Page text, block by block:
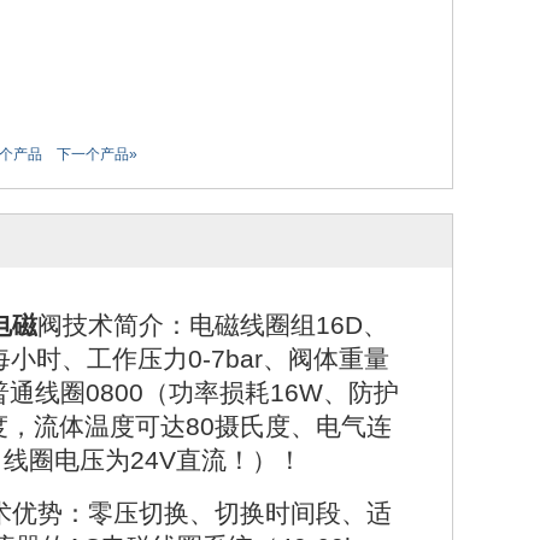
产品 下一个产品»
磁阀技术简介：电磁线圈组16D、
时、工作压力0-7bar、阀体重量
线圈0800（功率损耗16W、防护
流体温度可达80摄氏度、电气连
圈电压为24V直流！）！
优势：零压切换、切换时间段、适